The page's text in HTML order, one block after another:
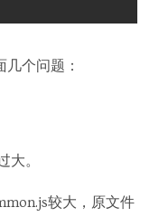
个问题：
大。
较大，原文件